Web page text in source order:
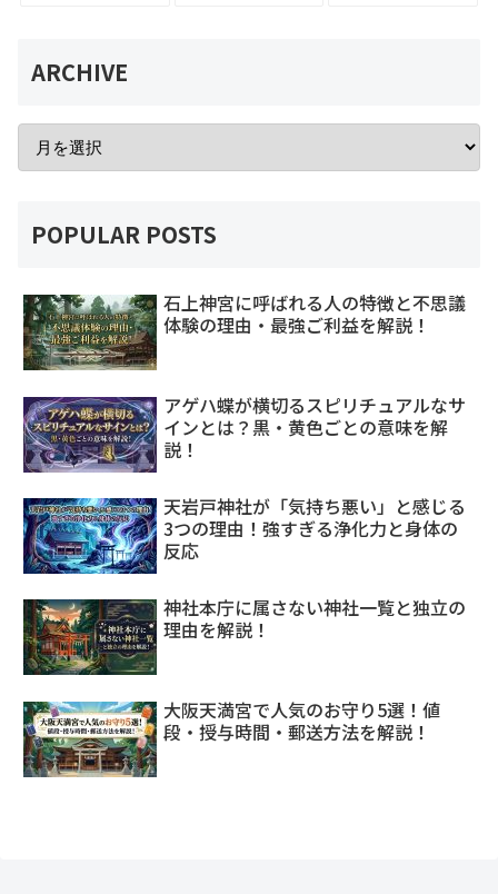
ARCHIVE
POPULAR POSTS
石上神宮に呼ばれる人の特徴と不思議
体験の理由・最強ご利益を解説！
アゲハ蝶が横切るスピリチュアルなサ
インとは？黒・黄色ごとの意味を解
説！
天岩戸神社が「気持ち悪い」と感じる
3つの理由！強すぎる浄化力と身体の
反応
神社本庁に属さない神社一覧と独立の
理由を解説！
大阪天満宮で人気のお守り5選！値
段・授与時間・郵送方法を解説！